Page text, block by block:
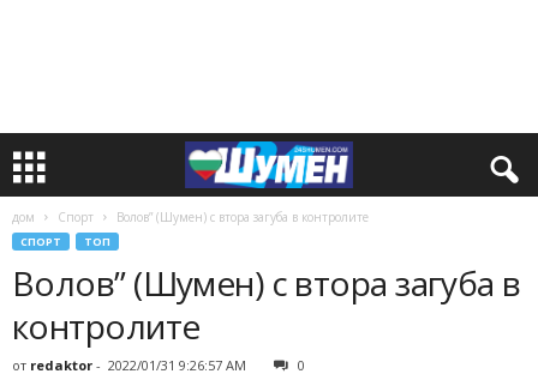
дом Спорт Волов” (Шумен) с втора загуба в контролите
СПОРТ ТОП
Волов” (Шумен) с втора загуба в
контролите
от redaktor - 2022/01/31 9:26:57 AM 0